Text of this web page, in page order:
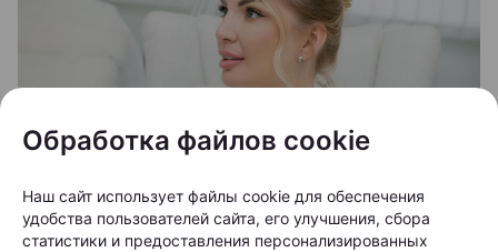
Обработка файлов cookie
Наш сайт использует файлы cookie для обеспечения
удобства пользователей сайта, его улучшения, сбора
статистики и предоставления персонализированных